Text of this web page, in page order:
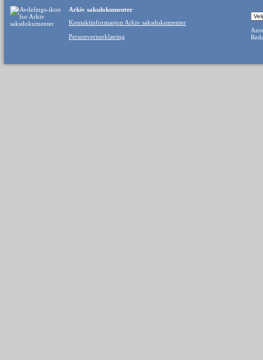
Arkiv saksdokumenter
Kontaktinformasjon Arkiv saksdokumenter
Personvernerklæring